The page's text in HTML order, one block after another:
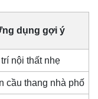
dụng gợi ý
nội thất nhẹ
cầu thang nhà phố